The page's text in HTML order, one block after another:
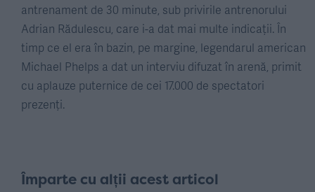
antrenament de 30 minute, sub privirile antrenorului
Adrian Rădulescu, care i-a dat mai multe indicații. În
timp ce el era în bazin, pe margine, legendarul american
Michael Phelps a dat un interviu difuzat în arenă, primit
cu aplauze puternice de cei 17.000 de spectatori
prezenți.
Împarte cu alții acest articol